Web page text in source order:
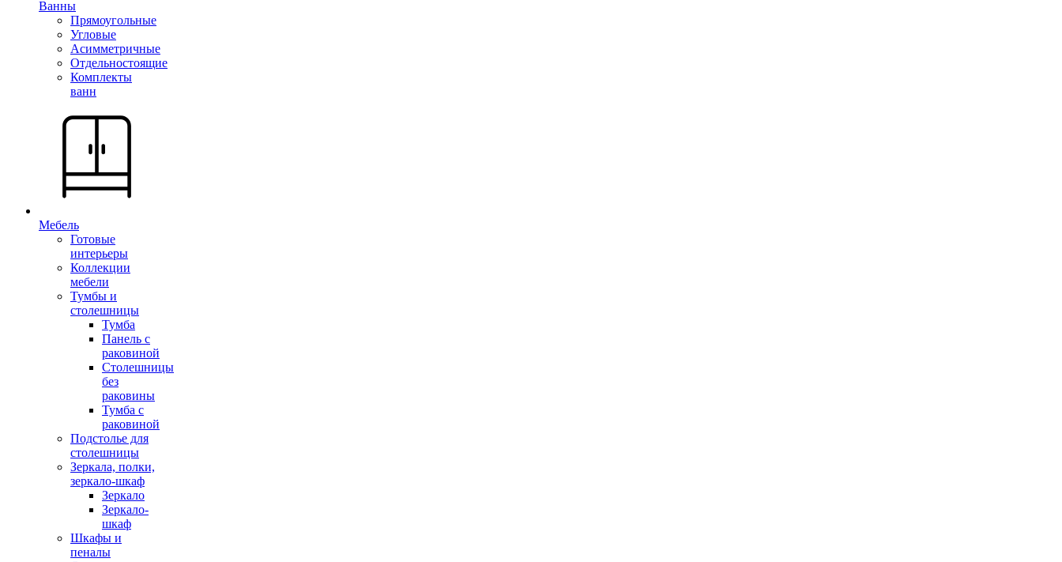
Ванны
Прямоугольные
Угловые
Асимметричные
Отдельностоящие
Комплекты
ванн
Мебель
Готовые
интерьеры
Коллекции
мебели
Тумбы и
столешницы
Тумба
Панель с
раковиной
Столешницы
без
раковины
Тумба с
раковиной
Подстолье для
столешницы
Зеркала, полки,
зеркало-шкаф
Зеркало
Зеркало-
шкаф
Шкафы и
пеналы